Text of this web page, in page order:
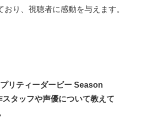
おり、視聴者に感動を与えます。
プリティーダービー Season
スタッフや声優について教えて